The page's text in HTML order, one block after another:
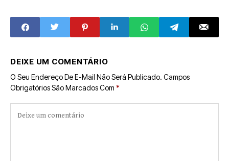
DEIXE UM COMENTÁRIO
O Seu Endereço De E-Mail Não Será Publicado. Campos
Obrigatórios São Marcados Com *